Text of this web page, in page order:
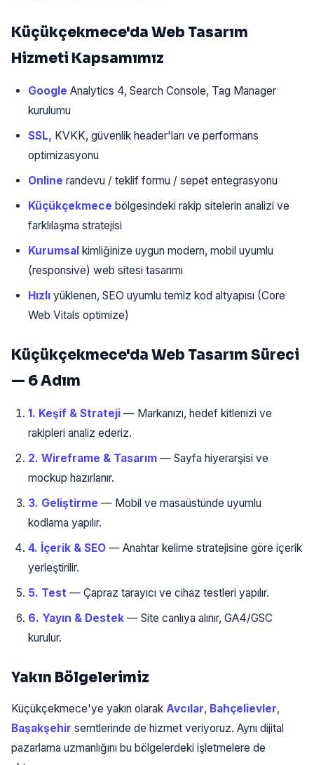
Küçükçekmece'da Web Tasarım
Hizmeti Kapsamımız
Google Analytics 4, Search Console, Tag Manager
kurulumu
SSL, KVKK, güvenlik header'ları ve performans
optimizasyonu
Online randevu / teklif formu / sepet entegrasyonu
Küçükçekmece bölgesindeki rakip sitelerin analizi ve
farklılaşma stratejisi
Kurumsal kimliğinize uygun modern, mobil uyumlu
(responsive) web sitesi tasarımı
Hızlı yüklenen, SEO uyumlu temiz kod altyapısı (Core
Web Vitals optimize)
Küçükçekmece'da Web Tasarım Süreci
— 6 Adım
1. Keşif & Strateji — Markanızı, hedef kitlenizi ve
rakipleri analiz ederiz.
2. Wireframe & Tasarım — Sayfa hiyerarşisi ve
mockup hazırlanır.
3. Geliştirme — Mobil ve masaüstünde uyumlu
kodlama yapılır.
4. İçerik & SEO — Anahtar kelime stratejisine göre içerik
yerleştirilir.
5. Test — Çapraz tarayıcı ve cihaz testleri yapılır.
6. Yayın & Destek — Site canlıya alınır, GA4/GSC
kurulur.
Yakın Bölgelerimiz
Küçükçekmece'ye yakın olarak Avcılar, Bahçelievler,
Başakşehir semtlerinde de hizmet veriyoruz. Aynı dijital
pazarlama uzmanlığını bu bölgelerdeki işletmelere de